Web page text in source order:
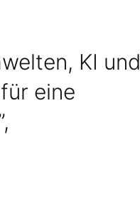
KI und
eine